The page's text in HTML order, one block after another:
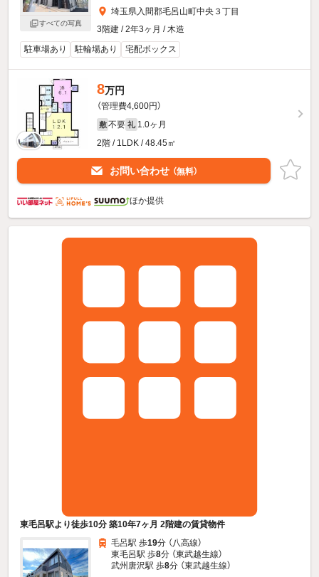
すべての写真
埼玉県入間郡毛呂山町中央３丁目
3階建 / 2年3ヶ月 / 木造
駐車場あり
駐輪場あり 宅配ボックス
8万円
（管理費4,600円）
敷 不要 礼 1.0ヶ月
2階 / 1LDK / 48.45㎡
お問い合わせ （無料）
ほか提供
東毛呂駅より徒歩10分 築10年7ヶ月 2階建の賃貸物件
毛呂駅 歩19分 （八高線）
東毛呂駅 歩8分 （東武越生線）
武州唐沢駅 歩8分 （東武越生線）